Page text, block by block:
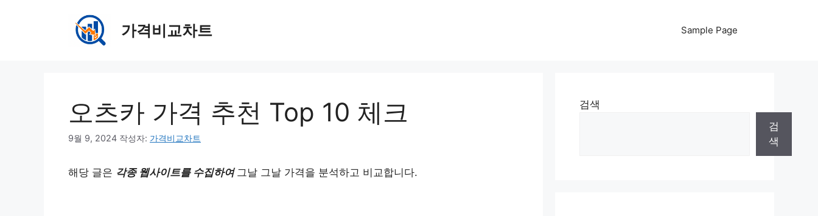
가격비교차트 Sample Page
오츠카 가격 추천 Top 10 체크
9월 9, 2024 작성자: 가격비교차트
해당 글은 각종 웹사이트를 수집하여 그날 그날 가격을 분석하고 비교합니다.
검색
검
색